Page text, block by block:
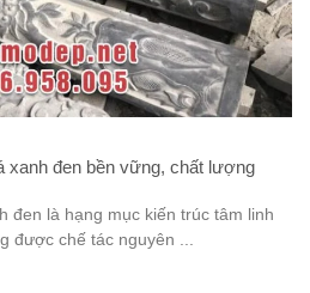
xanh đen bền vững, chất lượng
đen là hạng mục kiến trúc tâm linh
được chế tác nguyên ...